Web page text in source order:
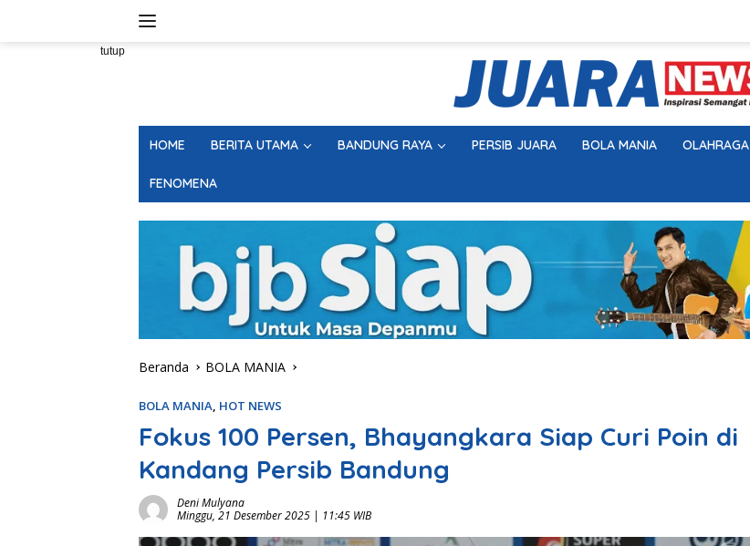
tutup
HOME BERITA UTAMA BANDUNG RAYA PERSIB JUARA BOLA MANIA OLAHRAGA
FENOMENA
Beranda BOLA MANIA
BOLA MANIA, HOT NEWS
Fokus 100 Persen, Bhayangkara Siap Curi Poin di
Kandang Persib Bandung
Deni Mulyana
Minggu, 21 Desember 2025 | 11:45 WIB